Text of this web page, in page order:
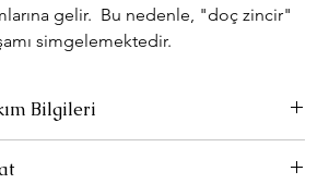
gelir. Bu nedenle, "doç zincir"
simgelemektedir.
Bilgileri
kimsayallarla temas etmediği sürece